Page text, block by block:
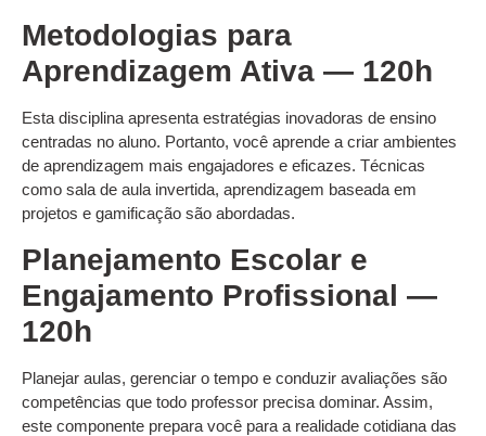
Metodologias para
Aprendizagem Ativa — 120h
Esta disciplina apresenta estratégias inovadoras de ensino
centradas no aluno. Portanto, você aprende a criar ambientes
de aprendizagem mais engajadores e eficazes. Técnicas
como sala de aula invertida, aprendizagem baseada em
projetos e gamificação são abordadas.
Planejamento Escolar e
Engajamento Profissional —
120h
Planejar aulas, gerenciar o tempo e conduzir avaliações são
competências que todo professor precisa dominar. Assim,
este componente prepara você para a realidade cotidiana das